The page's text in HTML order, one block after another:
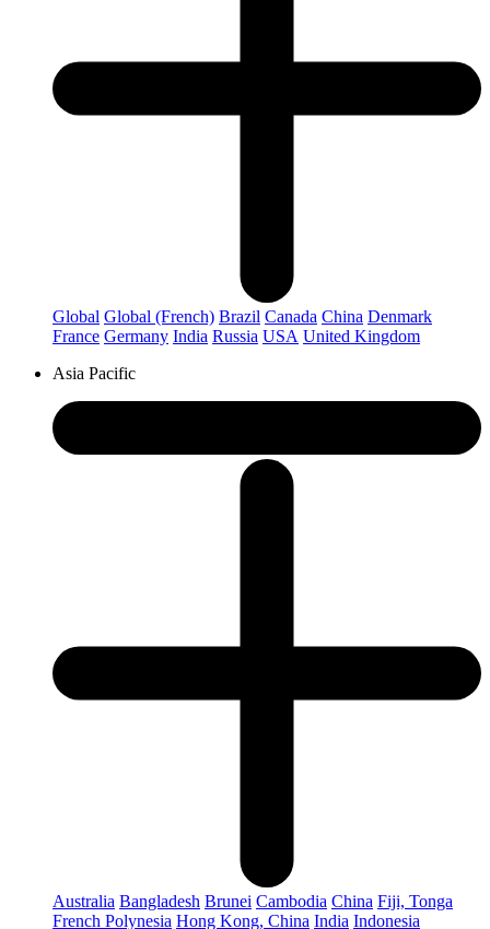
Global Global (French) Brazil Canada China Denmark
France Germany India Russia USA United Kingdom
Asia Pacific
Australia Bangladesh Brunei Cambodia China Fiji, Tonga
French Polynesia Hong Kong, China India Indonesia